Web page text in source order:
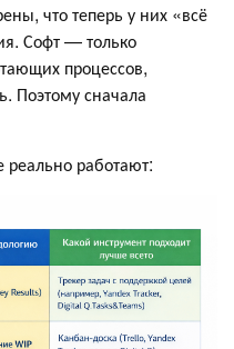
что теперь у них «всё
Софт — только
процессов,
Поэтому сначала
реально работают: